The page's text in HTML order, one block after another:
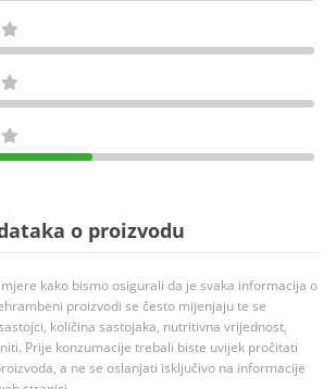
o proizvodu
kako bismo osigurali da je svaka informacija o
proizvodi se često mijenjaju te se
količina sastojaka, nutritivna vrijednost,
Prije konzumacije trebali biste uvijek pročitati
a ne se oslanjati isključivo na informacije